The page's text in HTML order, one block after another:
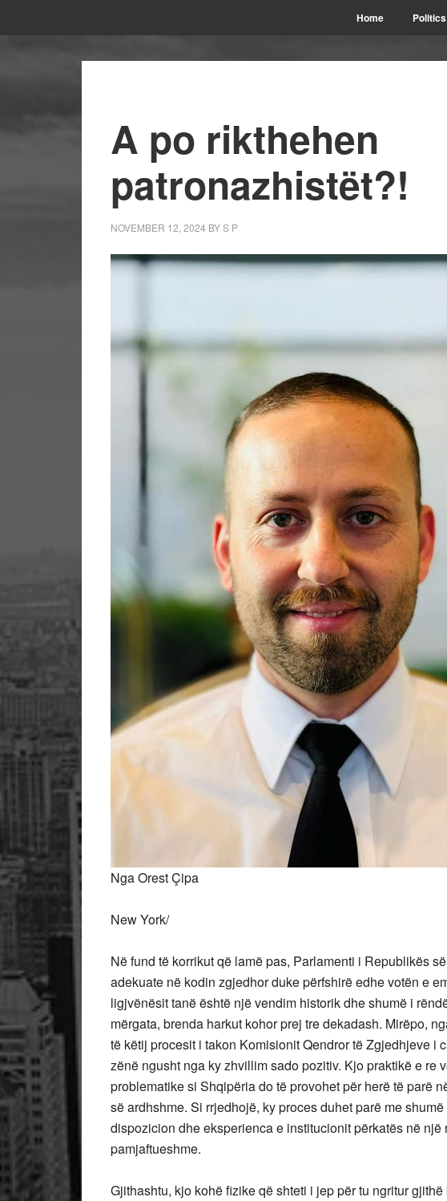
Home Politics
A po rikthehen
patronazhistët?!
NOVEMBER 12, 2024 BYS P
Nga Orest Çipa
New York/
Nëfund të korrikut që lamë pas, Parlamenti i Republikës
adekuate në kodin zgjedhor duke përfshirë edhe votën e
ligjvënësit tanë është një vendim historik dhe shumë i
mërgata, brenda harkut kohor prej tre dekadash. Mirëpo,
të këtij procesit i takon Komisionit Qendror të Zgjedhjeve i
zënë ngusht nga ky zhvillim sado pozitiv. Kjo praktikë e re
problematike si Shqipëria do të provohet për herë të parë
së ardhshme. Si rrjedhojë, ky proces duhet parë me
dispozicion dhe eksperienca e institucionit përkatës në një
pamjaftueshme.
Gjithashtu, kjo kohë fizike që shteti i jep për tu ngritur